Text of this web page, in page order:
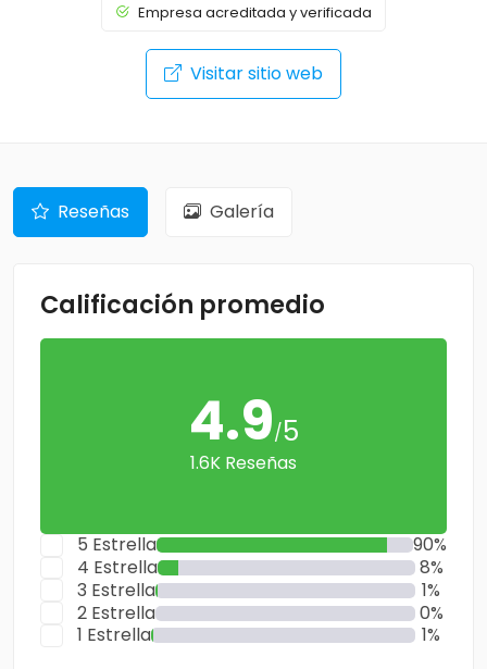
Empresa acreditada y verificada
Visitar sitio web
Reseñas Galería
Calificación promedio
4.9/5
1.6K Reseñas
5 Estrella
90%
4 Estrella
8%
3 Estrella
1%
2 Estrella
0%
1 Estrella
1%